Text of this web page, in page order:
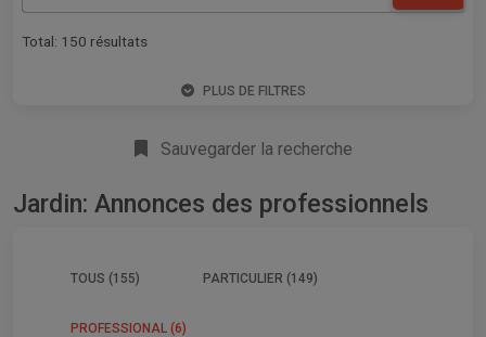
Total: 150 résultats
PLUS DE FILTRES
Sauvegarder la recherche
Jardin: Annonces des professionnels
TOUS (155) PARTICULIER (149)
PROFESSIONAL (6)